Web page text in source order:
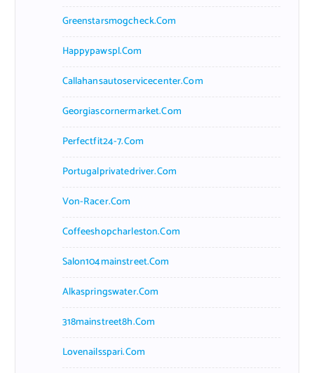
Greenstarsmogcheck.com
Happypawspl.com
Callahansautoservicecenter.com
Georgiascornermarket.com
Perfectfit24-7.com
Portugalprivatedriver.com
Von-Racer.com
Coffeeshopcharleston.com
Salon104mainstreet.com
Alkaspringswater.com
318mainstreet8h.com
Lovenailsspari.com